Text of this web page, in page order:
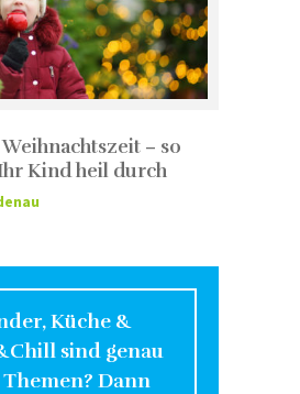
– so
Kind heil durch
Küche &
sind genau
Dann